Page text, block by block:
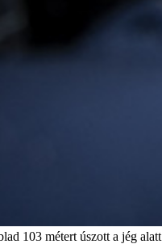
103 métert úszott a jég alatt